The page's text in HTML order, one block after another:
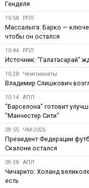
Генделя
10:58 РПЛ
Массалыга: Барко —
чтобы он остался
10:44 РПЛ
Источник: "Галатасарай"
10:28 Чемпионаты
Владимир Слишкович
10:14 АПЛ
"Барселона" готовит
"Манчестер Сити"
09:55 ЧМ-2026
Президент Федерации
Скалони остался
09:38 АПЛ
Чичарито: Холанд
есть